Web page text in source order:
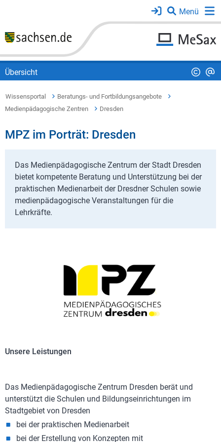
Übersicht
Wissensportal
Beratungs- und Fortbildungsangebote
Medienpädagogische Zentren
Dresden
MPZ im Porträt: Dresden
Das Medienpädagogische Zentrum der Stadt Dresden
bietet kompetente Beratung und Unterstützung bei der
praktischen Medienarbeit der Dresdner Schulen sowie
medienpädagogische Veranstaltungen für die
Lehrkräfte.
Unsere Leistungen
Das Medienpädagogische Zentrum Dresden berät und
unterstützt die Schulen und Bildungseinrichtungen im
Stadtgebiet von Dresden
bei der praktischen Medienarbeit
bei der Erstellung von Konzepten mit